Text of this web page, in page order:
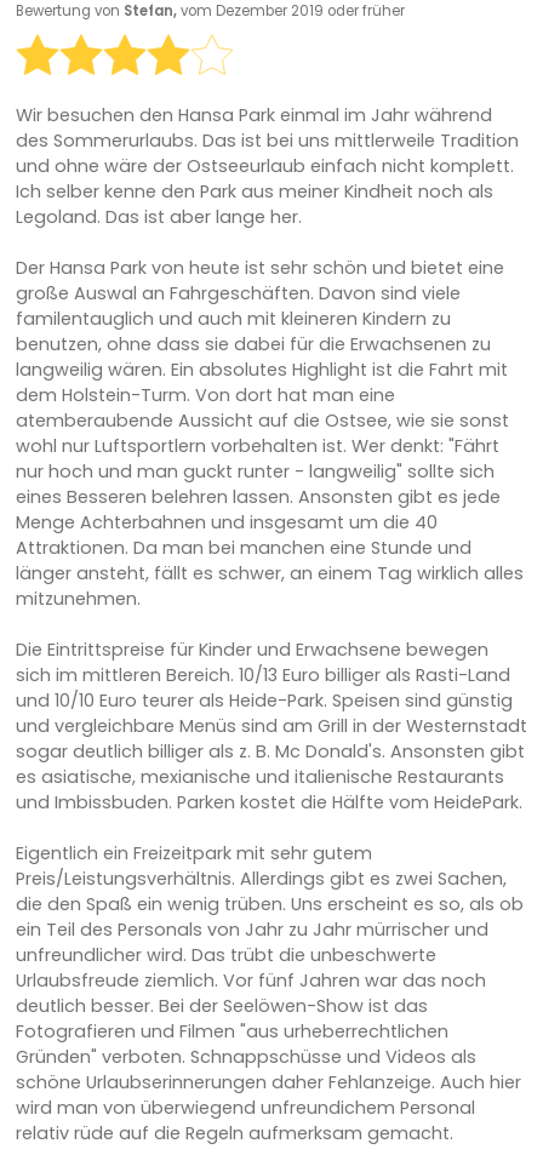
Bewertung von Stefan,vom Dezember 2019 oder früher
Wir besuchen den Hansa Park einmal im Jahr während
des Sommerurlaubs. Das ist bei uns mittlerweile Tradition
und ohne wäre der Ostseeurlaub einfach nicht komplett.
Ich selber kenne den Park aus meiner Kindheit noch als
Legoland. Das ist aber lange her.
Der Hansa Park von heute ist sehr schön und bietet eine
große Auswal an Fahrgeschäften. Davon sind viele
familentauglich und auch mit kleineren Kindern zu
benutzen, ohne dass sie dabei für die Erwachsenen zu
langweilig wären. Ein absolutes Highlight ist die Fahrt mit
dem Holstein-Turm. Von dort hat man eine
atemberaubende Aussicht auf die Ostsee, wie sie sonst
wohl nur Luftsportlern vorbehalten ist. Wer denkt: "Fährt
nur hoch und man guckt runter - langweilig" sollte sich
eines Besseren belehren lassen. Ansonsten gibt es jede
Menge Achterbahnen und insgesamt um die 40
Attraktionen. Da man bei manchen eine Stunde und
länger ansteht, fällt es schwer, an einem Tag wirklich alles
mitzunehmen.
Die Eintrittspreise für Kinder und Erwachsene bewegen
sich im mittleren Bereich. 10/13 Euro billiger als Rasti-Land
und 10/10 Euro teurer als Heide-Park. Speisen sind günstig
und vergleichbare Menüs sind am Grill in der Westernstadt
sogar deutlich billiger als z. B. Mc Donald's. Ansonsten gibt
es asiatische, mexianische und italienische Restaurants
und Imbissbuden. Parken kostet die Hälfte vom HeidePark.
Eigentlich ein Freizeitpark mit sehr gutem
Preis/Leistungsverhältnis. Allerdings gibt es zwei Sachen,
die den Spaß ein wenig trüben. Uns erscheint es so, als ob
ein Teil des Personals von Jahr zu Jahr mürrischer und
unfreundlicher wird. Das trübt die unbeschwerte
Urlaubsfreude ziemlich. Vor fünf Jahren war das noch
deutlich besser. Bei der Seelöwen-Show ist das
Fotografieren und Filmen "aus urheberrechtlichen
Gründen" verboten. Schnappschüsse und Videos als
schöne Urlaubserinnerungen daher Fehlanzeige. Auch hier
wird man von überwiegend unfreundichem Personal
relativ rüde auf die Regeln aufmerksam gemacht.